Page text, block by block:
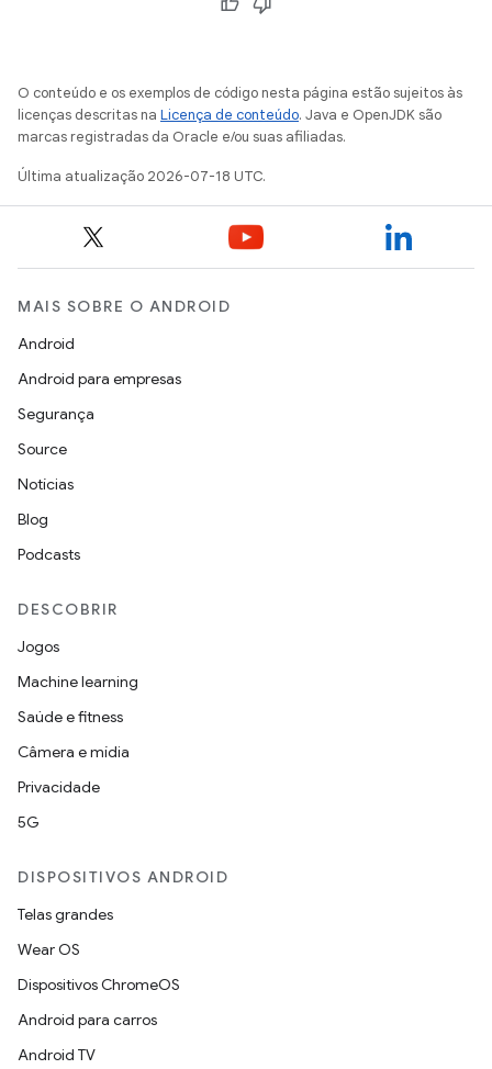
O conteúdo e os exemplos de código nesta página estão sujeitos às
licenças descritas na Licença de conteúdo. Java e OpenJDK são
marcas registradas da Oracle e/ou suas afiliadas.
Última atualização 2026-07-18 UTC.
MAIS SOBRE O ANDROID
Android
Android para empresas
Segurança
Source
Notícias
Blog
Podcasts
DESCOBRIR
Jogos
Machine learning
Saúde e fitness
Câmera e mídia
Privacidade
5G
DISPOSITIVOS ANDROID
Telas grandes
Wear OS
Dispositivos ChromeOS
Android para carros
Android TV